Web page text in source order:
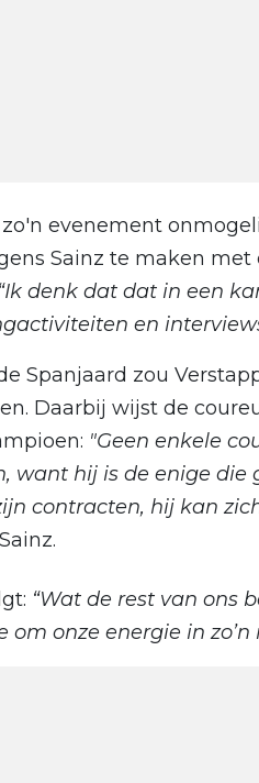
evenement
Sainz te maken
“Ik denk dat dat in een
en
Spanjaard zou
Daarbij wijst de
"Geen enkele
want hij is de enige
contracten, hij kan
“Wat de rest van ons
om onze energie in zo’n